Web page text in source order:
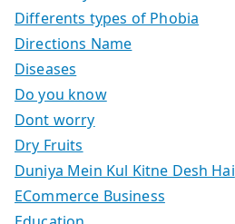
Differents types of Phobia
Directions Name
Diseases
Do you know
Dont worry
Dry Fruits
Duniya Mein Kul Kitne Desh Hai
ECommerce Business